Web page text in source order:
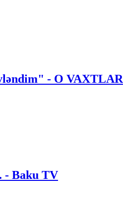
- O VAXTLAR
- Baku TV